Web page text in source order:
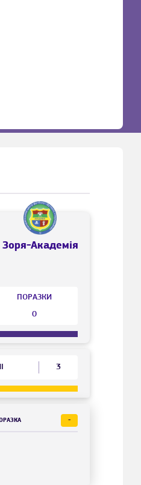
Зоря-Академія
ПОРАЗКИ
0
3
-